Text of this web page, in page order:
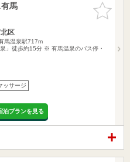
お気に入
りに追加
馬
区
馬温泉駅717m
」徒歩約15分 ※ 有馬温泉のバス停・
ッサージ
泊プランを見る